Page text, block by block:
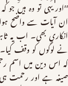
’’اور یہی تو وہ ہیں
ان آیات سے واضح ہوا
انکاری بھی۔ اب یہ
نے لوگوں کو وقف
کہ اس دین میں اسم
صیغہ ہے اور رحمت